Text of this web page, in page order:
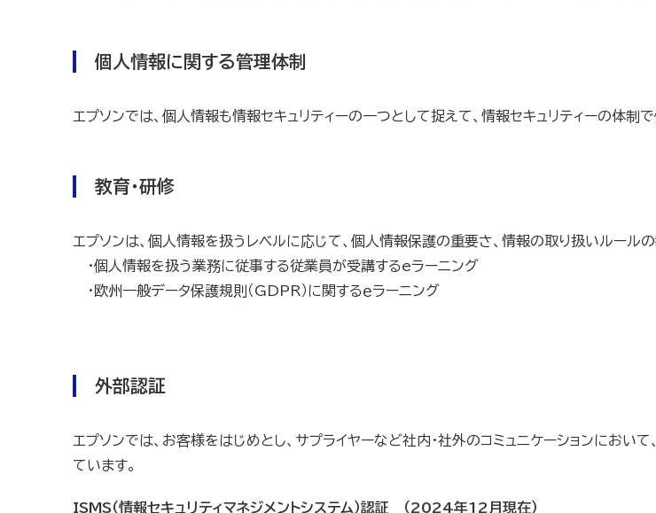
個人情報に関する管理体制
エプソンでは、個人情報も情報セキュリティーの一つとして捉えて、情報セキュリティーの体制
教育・研修
エプソンは、個人情報を扱うレベルに応じて、個人情報保護の重要さ、情報の取り扱いルール
・個人情報を扱う業務に従事する従業員が受講するeラーニング
・欧州一般データ保護規則（GDPR）に関するｅラーニング
外部認証
エプソンでは、お客様をはじめとし、サプライヤーなど社内・社外のコミュニケーションにお
ています。
ISMS（情報セキュリティマネジメントシステム）認証 （2024年12月現在）